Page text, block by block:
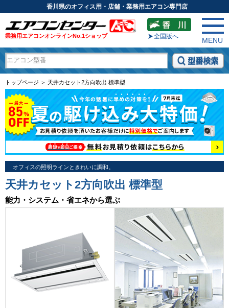
香川県のオフィス用・店舗・業務用エアコン専門店
業務用エアコンオンラインNo.1ショップ 全国版へ
MENU
トップページ ＞ 天井カセット2方向吹出 標準型
オフィスの照明ラインときれいに調和。
天井カセット2方向吹出 標準型
能力・システム・省エネから選ぶ